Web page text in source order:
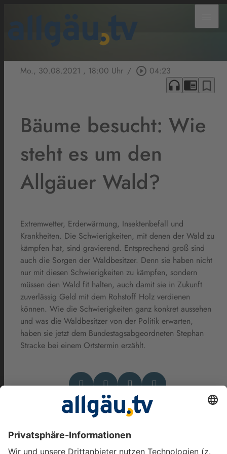
Mo., 30.08.2021 , 18:00 Uhr / play_circle_outline 04:23
headphones chrome_reader_mode bookmark_border
Bäume besucht: Wie
steht es um den
Allgäuer Wald?
Extremwetter, Erderwärmung, Insektenbefall und
Krankheiten. Die Schwierigkeiten, mit denen der Wald zu
kämpfen hat, sind gravierend. Entsprechend groß sind
auch die Sorgen der Waldbesitzer. Denn sie haben nicht
nur mit diesen Schwierigkeiten zu kämpfen, sondern
müssen den Wald fit halten, auch damit sie in Zukunft
zuverlässig Geld mit dem Rohstoff Holz verdienen
können. Wie die Schwierigkeiten ganz konkret aussehen
und was die Waldbesitzer von der Politik erwarten,
haben sie jetzt dem Bundestagsabgeordneten Stephan
Stracke bei einem Ortstermin erzählt.
Das könnte Dich auch